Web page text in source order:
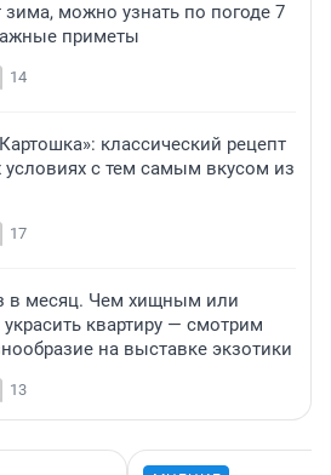
зима, можно узнать по погоде 7
приметы
14
классический рецепт
с тем самым вкусом из
17
в месяц. Чем хищным или
квартиру — смотрим
на выставке экзотики
13